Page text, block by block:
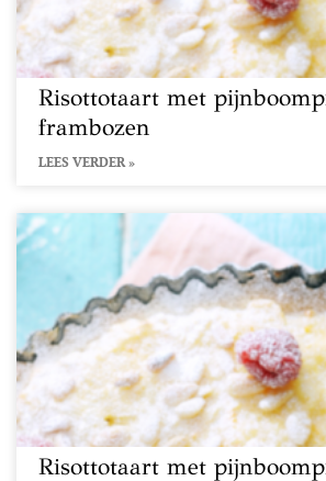
Risottotaart met
frambozen
LEES VERDER »
Risottotaart met